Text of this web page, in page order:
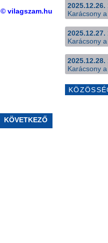
© vilagszam.hu
KÖVETKEZŐ
Karácsony a
Karácsony a
Karácsony